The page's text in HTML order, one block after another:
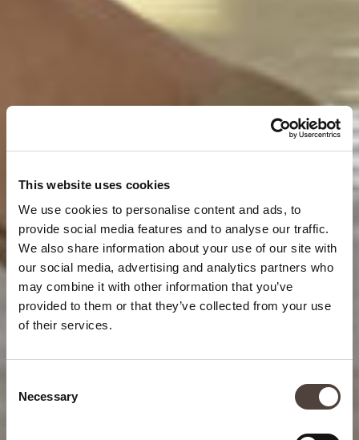
This website uses cookies
We use cookies to personalise content and ads, to
provide social media features and to analyse our traffic.
We also share information about your use of our site with
our social media, advertising and analytics partners who
may combine it with other information that you’ve
provided to them or that they’ve collected from your use
of their services.
Selection
Necessary